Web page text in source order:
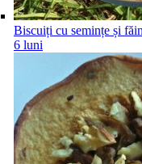
Biscuiți cu semințe și
6 luni